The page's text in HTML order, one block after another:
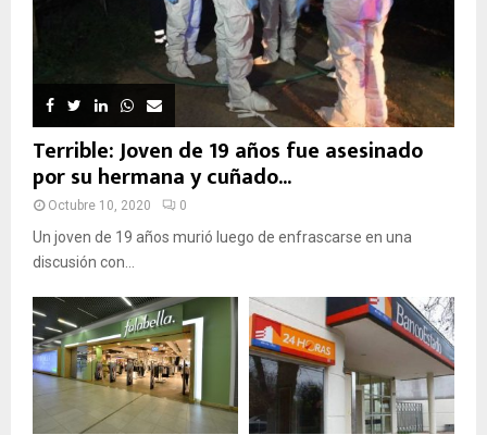
Terrible: Joven de 19 años fue asesinado
por su hermana y cuñado...
Octubre 10, 2020 0
Un joven de 19 años murió luego de enfrascarse en una
discusión con...